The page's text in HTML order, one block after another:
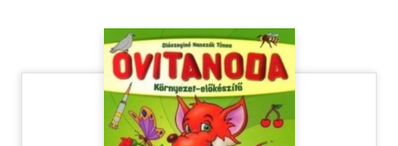
Hobbi, szabadidő